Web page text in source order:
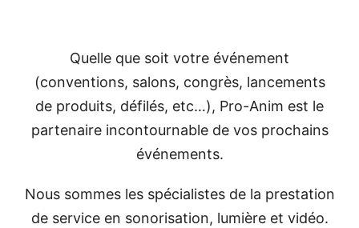
Quelle que soit votre événement
(conventions, salons, congrès, lancements
de produits, défilés, etc…), Pro-Anim est le
partenaire incontournable de vos prochains
événements.
Nous sommes les spécialistes de la prestation
de service en sonorisation, lumière et vidéo.